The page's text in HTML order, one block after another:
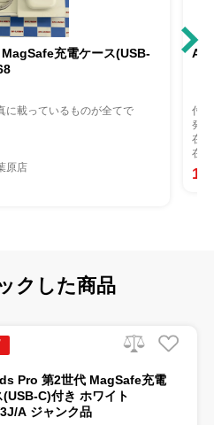
充電ケース(USB-
に載っているものが全てで
原店
付
発
在
在
クした商品
Pro 第2世代 MagSafe充電
(USB-C)付き ホワイト
A ジャンク品